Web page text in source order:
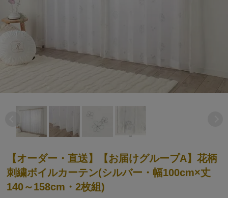
【オーダー・直送】【お届けグループA】花柄
刺繍ボイルカーテン(シルバー・幅100cm×丈
140～158cm・2枚組)